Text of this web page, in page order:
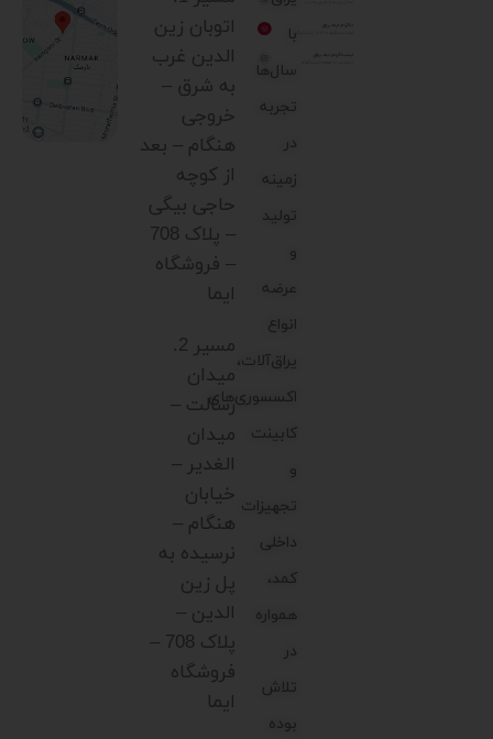
با
سال‌ها
تجربه
در
زمینه
تولید
و
عرضه
انواع
یراق‌آلات،
اکسسوری‌های
کابینت
و
تجهیزات
داخلی
کمد،
همواره
در
تلاش
بوده
اتوبان زین
الدین غرب
به شرق –
خروجی
هنگام – بعد
از کوچه
حاجی بیگی
– پلاک 708
– فروشگاه
ایما
مسیر 2.
میدان
رسالت –
میدان
الغدیر –
خیابان
هنگام –
نرسیده به
پل زین
الدین –
پلاک 708 –
فروشگاه
ایما